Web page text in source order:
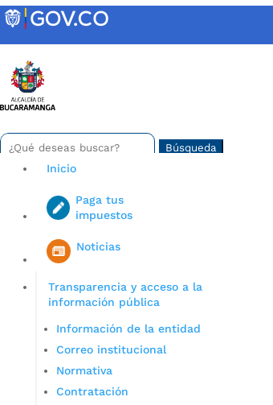
Skip
to
Buscar:
Search
for...
Iniciar sesión en gov co
Inicio
Paga tus
impuestos
Noticias
Transparencia y acceso a la
información pública
Información de la entidad
Correo institucional
Normativa
Contratación